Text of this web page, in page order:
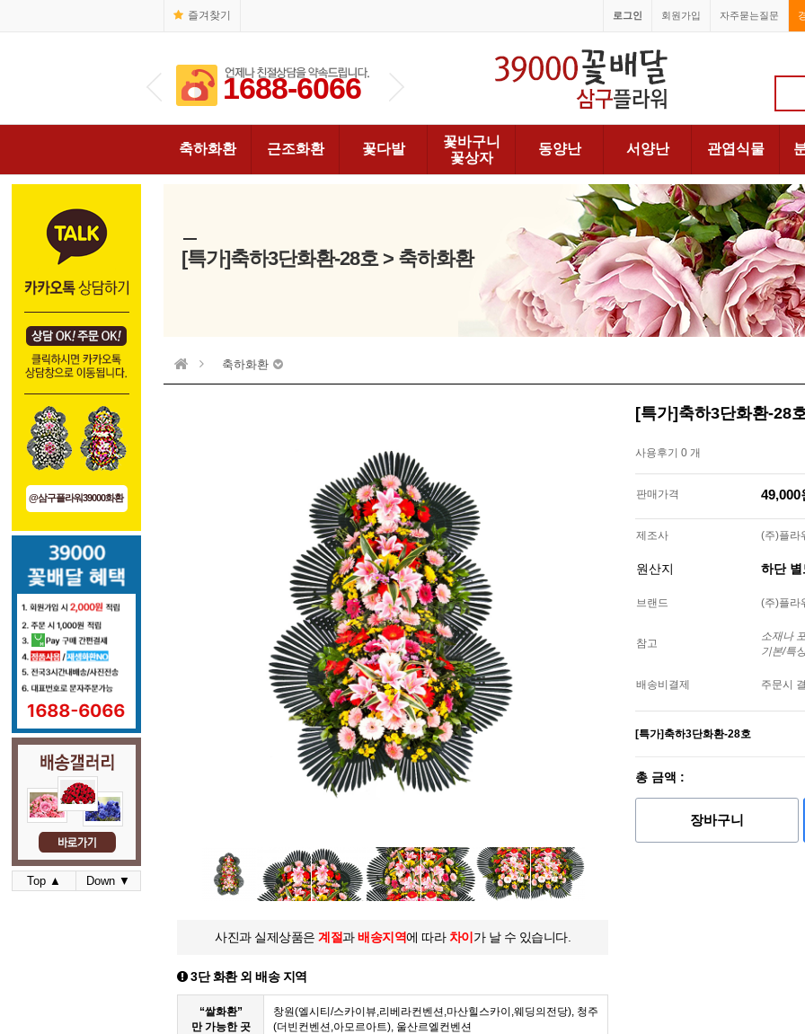
즐겨찾기 자주묻는질문
회원가입
로그인
1688-6066 1688-6066 1688-6066
축하화환 근조화환 꽃다발
꽃바구니
꽃상자
동양난 서양난 관엽식물
@삼구플라워39000화환
Top ▲ Down ▼
[특가]축하3단화환-28호 > 축하화환
축하화환
사진과 실제상품은 계절과배송지역에 따라 차이 가 날 수 있습니다.
3단 화환 외 배송 지역
“쌀화환”
만 가능한 곳
창원(엘시티/스카이뷰,리베라컨벤션,마산힐스카이,웨딩의전당), 청주
(더빈컨벤션,아모르아트), 울산르엘컨벤션
[특가]축하3단화환-28
사용후기 0 개
판매가격 49,000
제조사 (주)플라
원산지 하단 별
브랜드 (주)플라
참고
소재나
기본/특
배송비결제 주문시
[특가]축하3단화환-28호
총 금액 :
장바구니